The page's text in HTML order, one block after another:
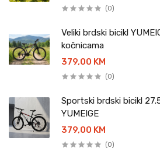
(0)
Veliki brdski bicikl
kočnicama
379,00 KM
(0)
Sportski brdski bicikl
YUMEIGE
379,00 KM
(0)